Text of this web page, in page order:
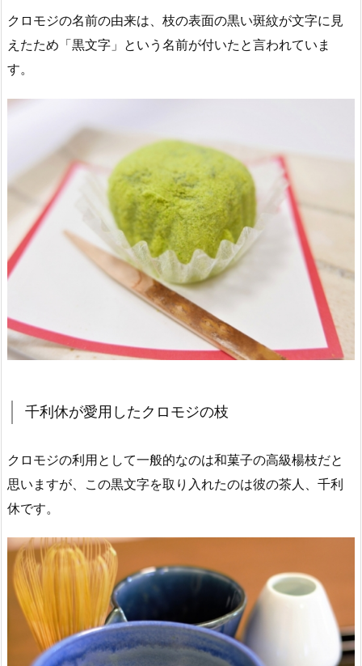
クロモジの名前の由来は、枝の表面の黒い斑紋が文字に見
えたため「黒文字」という名前が付いたと言われていま
す。
千利休が愛用したクロモジの枝
クロモジの利用として一般的なのは和菓子の高級楊枝だと
思いますが、この黒文字を取り入れたのは彼の茶人、千利
休です。